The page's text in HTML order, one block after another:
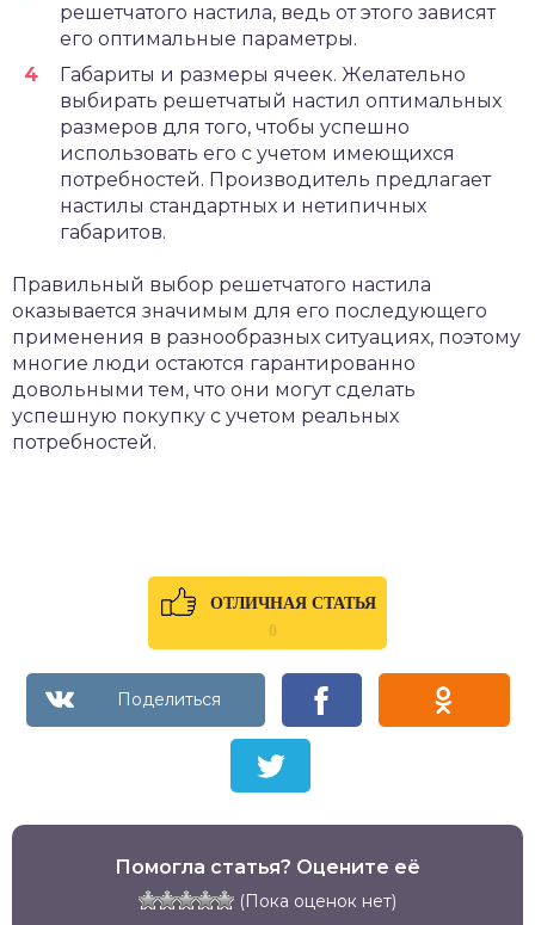
решетчатого настила, ведь от этого зависят
его оптимальные параметры.
Габариты и размеры ячеек. Желательно
выбирать решетчатый настил оптимальных
размеров для того, чтобы успешно
использовать его с учетом имеющихся
потребностей. Производитель предлагает
настилы стандартных и нетипичных
габаритов.
Правильный выбор решетчатого настила
оказывается значимым для его последующего
применения в разнообразных ситуациях, поэтому
многие люди остаются гарантированно
довольными тем, что они могут сделать
успешную покупку с учетом реальных
потребностей.
ОТЛИЧНАЯ СТАТЬЯ
0
Помогла статья? Оцените её
(Пока оценок нет)